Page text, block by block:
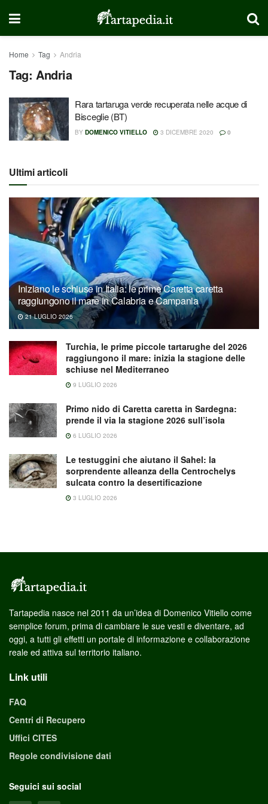
Home Tag Andria
Tag: Andria
Rara tartaruga verde recuperata nelle acque di
Bisceglie (BT)
BY DOMENICO VITIELLO 3 DICEMBRE 2020 0
Ultimi articoli
Iniziano le schiuse in Italia: le prime Caretta caretta
raggiungono il mare in Calabria e Campania
21 LUGLIO 2026
Turchia, le prime piccole tartarughe del 2026
raggiungono il mare: inizia la stagione delle
schiuse nel Mediterraneo
9 LUGLIO 2026
Primo nido di Caretta caretta in Sardegna:
prende il via la stagione 2026 sull’isola
6 LUGLIO 2026
Le testuggini che aiutano il Sahel: la
sorprendente alleanza della Centrochelys
sulcata contro la desertificazione
3 LUGLIO 2026
Tartapedia nasce nel 2011 da un’idea di Domenico Vitiello come
semplice forum, prima di cambiare le sue vesti e diventare, ad
oggi, a tutti gli effetti un portale di informazione e collaborazione
reale ed attiva sul territorio italiano.
Link utili
FAQ
Centri di Recupero
Uffici CITES
Regole condivisione dati
Seguici sui social